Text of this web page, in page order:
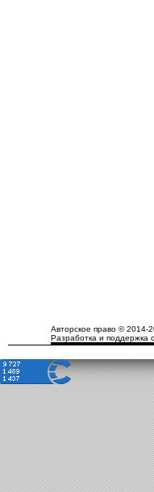
Авторское право © 2014-
Разработка и